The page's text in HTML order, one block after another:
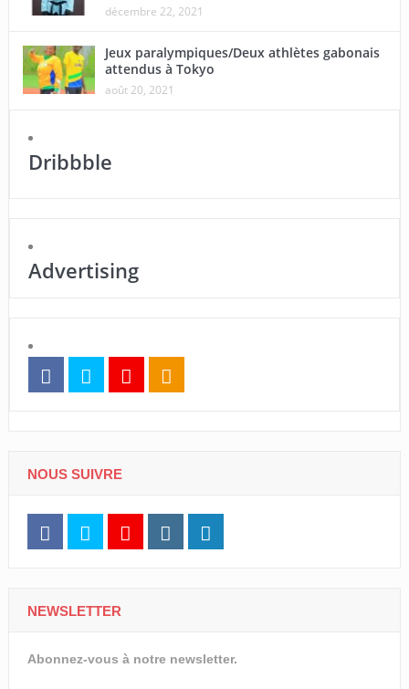
décembre 22, 2021
Jeux paralympiques/Deux athlètes gabonais
attendus à Tokyo
août 20, 2021
Dribbble
Advertising
NOUS SUIVRE
NEWSLETTER
Abonnez-vous à notre newsletter.